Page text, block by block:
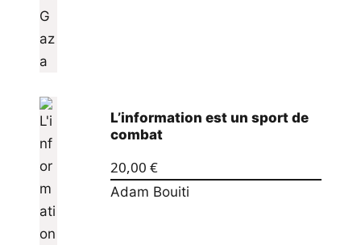
L’information est un sport de
combat
20,00 €
Adam Bouiti